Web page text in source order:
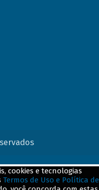
cookies e tecnologias
Termos de Uso e Política de